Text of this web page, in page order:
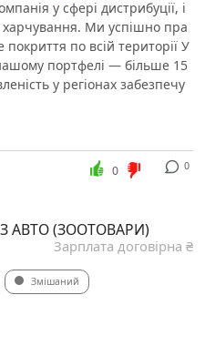
у сфері дистрибуції, і
харчування. Ми успішно пра
по всій території У
портфелі — більше 15
у регіонах забезпечу
0
0
АВТО (ЗООТОВАРИ)
Зарплата договірна ₴
Змішаний